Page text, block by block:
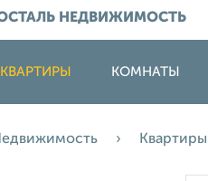
НЕДВИЖИМОСТЬ
КВАРТИРЫ КОМНАТЫ
Квартиры